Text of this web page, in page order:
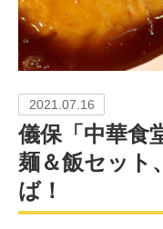
2021.07.16
儀保「中華食
麺＆飯セット
ば！